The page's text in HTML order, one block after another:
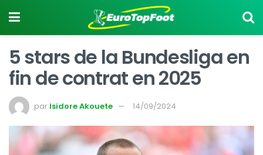
5 stars de la Bundesliga en
fin de contrat en 2025
par Isidore Akouete 14/09/2024